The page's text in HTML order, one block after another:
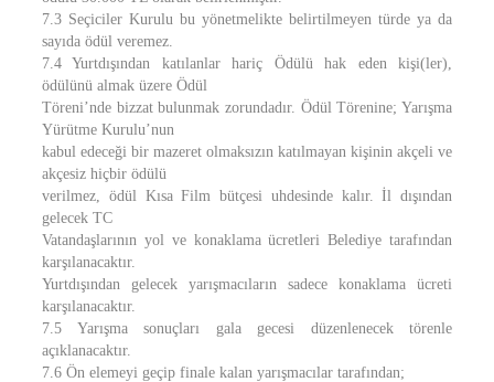
7.3 Seçiciler Kurulu bu yönetmelikte belirtilmeyen türde ya da
sayıda ödül veremez.
7.4 Yurtdışından katılanlar hariç Ödülü hak eden kişi(ler),
ödülünü almak üzere Ödül
Töreni’nde bizzat bulunmak zorundadır. Ödül Törenine; Yarışma
Yürütme Kurulu’nun
kabul edeceği bir mazeret olmaksızın katılmayan kişinin akçeli ve
akçesiz hiçbir ödülü
verilmez, ödül Kısa Film bütçesi uhdesinde kalır. İl dışından
gelecek TC
Vatandaşlarının yol ve konaklama ücretleri Belediye tarafından
karşılanacaktır.
Yurtdışından gelecek yarışmacıların sadece konaklama ücreti
karşılanacaktır.
7.5 Yarışma sonuçları gala gecesi düzenlenecek törenle
açıklanacaktır.
7.6 Ön elemeyi geçip finale kalan yarışmacılar tarafından;